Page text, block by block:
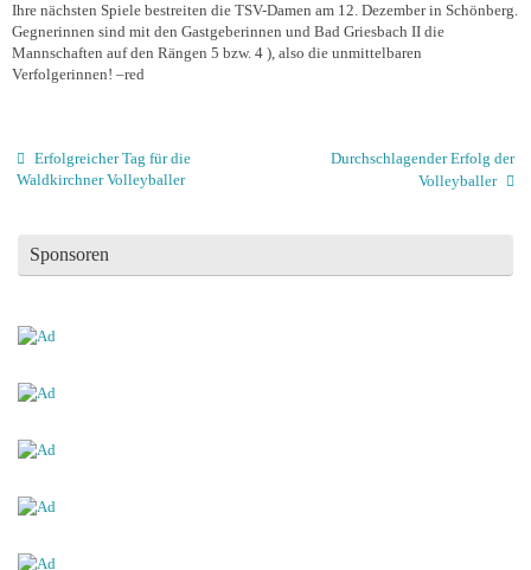
Ihre nächsten Spiele bestreiten die TSV-Damen am 12. Dezember in Schönberg.
Gegnerinnen sind mit den Gastgeberinnen und Bad Griesbach II die
Mannschaften auf den Rängen 5 bzw. 4 ), also die unmittelbaren
Verfolgerinnen! –red
Erfolgreicher Tag für die
Waldkirchner Volleyballer
Durchschlagender Erfolg der
Volleyballer
Sponsoren